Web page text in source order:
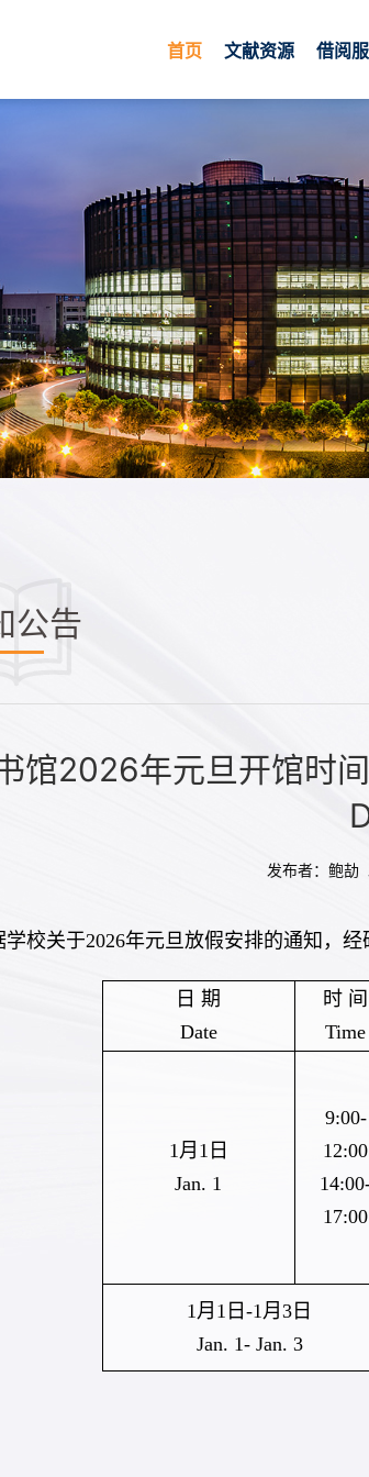
首页 文献资源 借阅
公告
馆2026年元旦开馆时
发布者：鲍劼
学校关于2026年元旦放假安排的通知，经
日 期
Date
时 间
Time
1月 1 日
Jan. 1
9:00-
12:00
14:00
17:00
1月 1 日-1月3 日
Jan. 1- Jan. 3